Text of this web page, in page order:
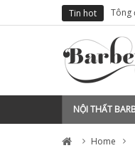
Tin hot Tông
việt
NỘI THẤT
Home